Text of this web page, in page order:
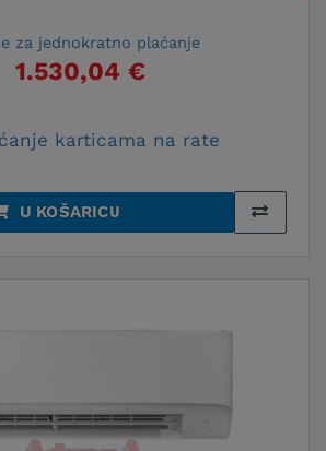
za jednokratno plaćanje
1.530,04 €
karticama na rate
U KOŠARICU